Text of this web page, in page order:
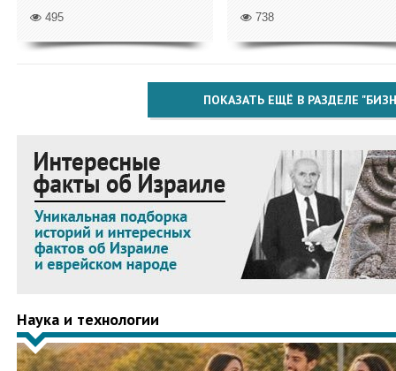
495 738
ПОКАЗАТЬ ЕЩЁ В РАЗДЕЛЕ
Наука и технологии